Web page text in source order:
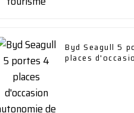
Byd Seagull 5
places